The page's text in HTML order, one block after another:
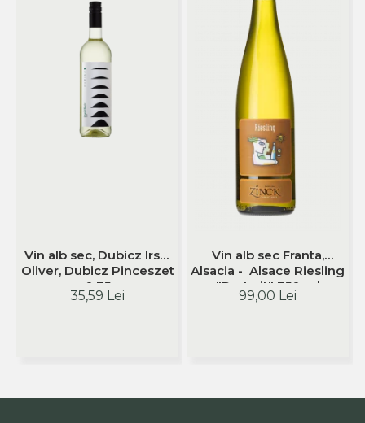
Vin alb sec, Dubicz Irsai
Oliver, Dubicz Pinceszet
0.75
35,59 Lei
Vin alb sec Franta,
Alsacia - Alsace Riesling
"Portrait" 750 ml
Philippe Zinck -
99,00 Lei